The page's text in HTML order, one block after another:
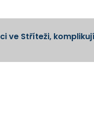
ve Stříteži,